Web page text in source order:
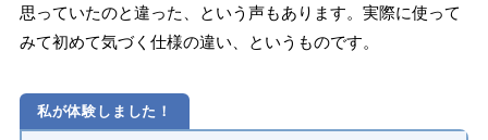
思っていたのと違った、という声もあります。実際に使って
みて初めて気づく仕様の違い、というものです。
私が体験しました！